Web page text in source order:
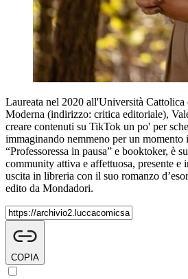
Laureata nel 2020 all'Università
Moderna (indirizzo: critica editoriale),
creare contenuti su TikTok un po' per
immaginando nemmeno per un
“Professoressa in pausa” e booktoker, è
community attiva e affettuosa, presente e
uscita in libreria con il suo romanzo
edito da Mondadori.
COPIA